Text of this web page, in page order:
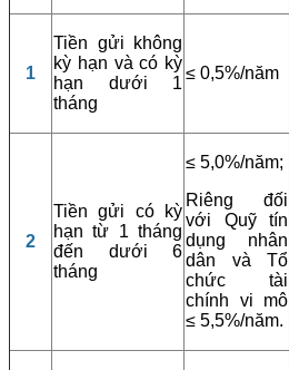
1
Tiền gửi không
kỳ hạn và có kỳ
hạn dưới 1
tháng
≤ 0,5%/năm
2
Tiền gửi có kỳ
hạn từ 1 tháng
đến dưới 6
tháng
≤ 5,0%/năm;
Riêng đối
với Quỹ tín
dụng nhân
dân và Tổ
chức tài
chính vi mô
≤ 5,5%/năm.